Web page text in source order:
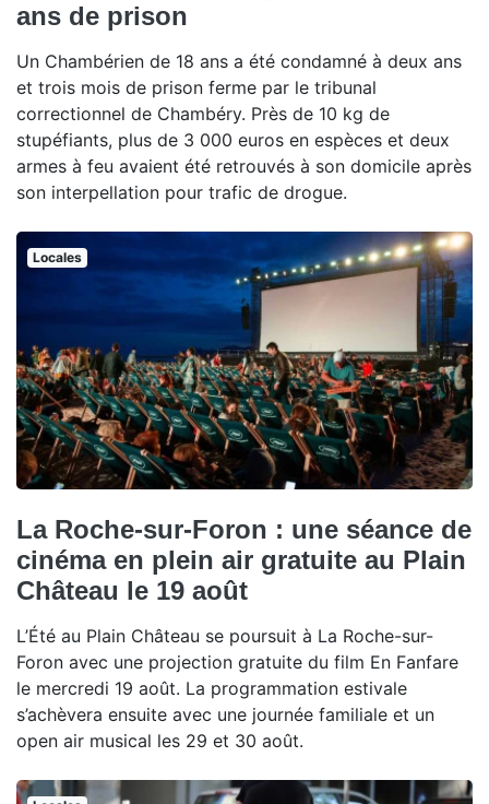
ans de prison
Un Chambérien de 18 ans a été condamné à deux ans
et trois mois de prison ferme par le tribunal
correctionnel de Chambéry. Près de 10 kg de
stupéfiants, plus de 3 000 euros en espèces et deux
armes à feu avaient été retrouvés à son domicile après
son interpellation pour trafic de drogue.
Locales
La Roche-sur-Foron : une séance de
cinéma en plein air gratuite au Plain
Château le 19 août
L’Été au Plain Château se poursuit à La Roche-sur-
Foron avec une projection gratuite du film En Fanfare
le mercredi 19 août. La programmation estivale
s’achèvera ensuite avec une journée familiale et un
open air musical les 29 et 30 août.